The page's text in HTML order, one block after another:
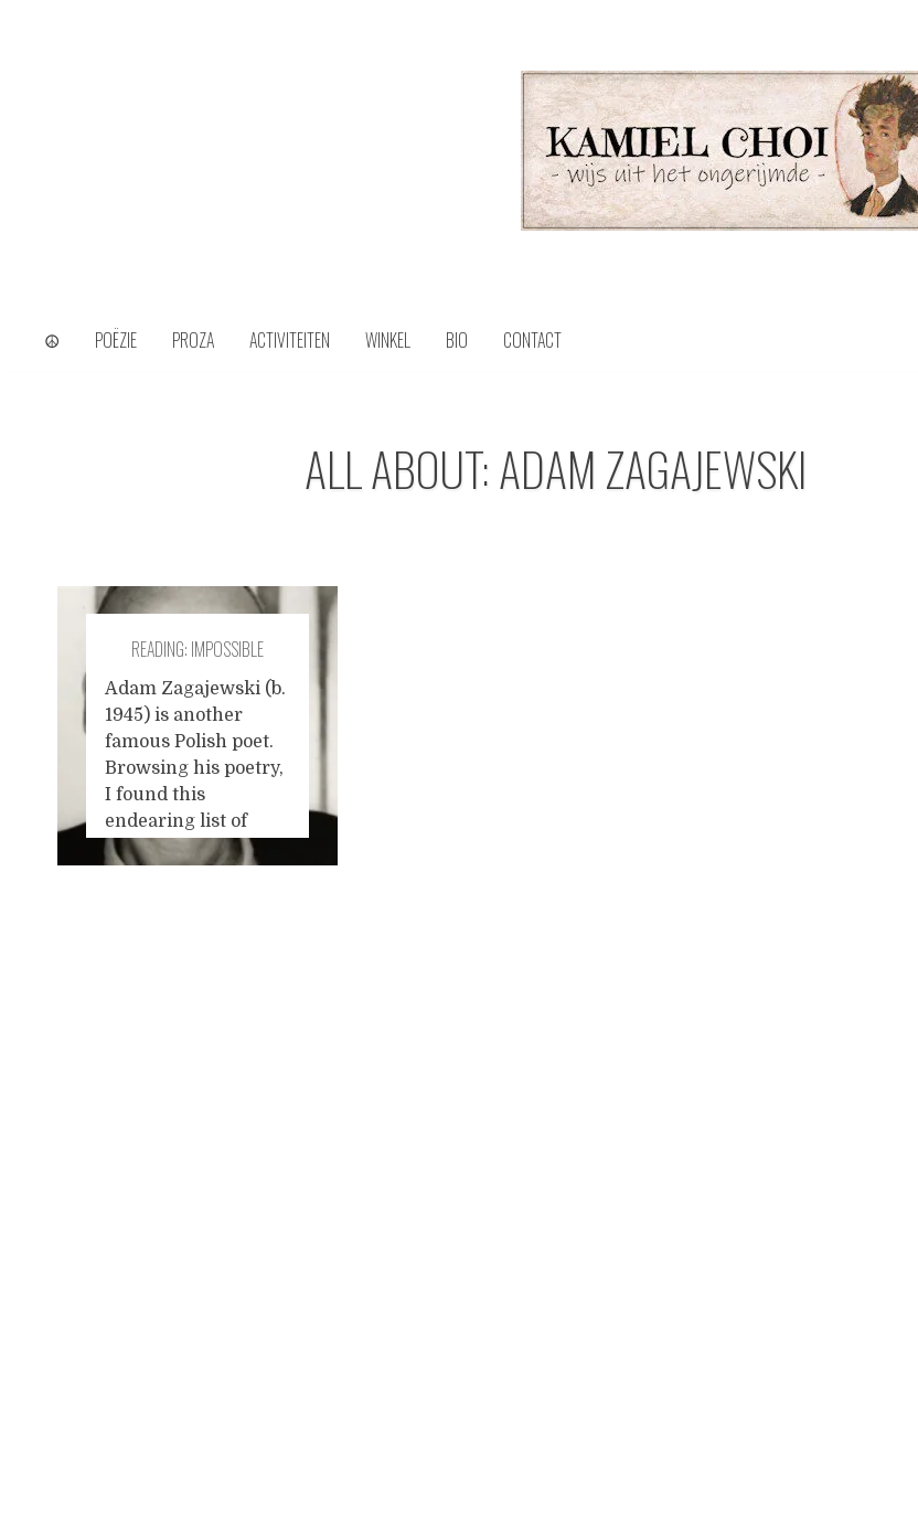
☮ POËZIE PROZA ACTIVITEITEN WINKEL BIO CONTACT
ALL ABOUT: ADAM ZAGAJEWSKI
READING: IMPOSSIBLE
FRIENDSHIPS BY ADAM
ZAGAJEWSKI
Adam Zagajewski (b.
1945) is another
famous Polish poet.
Browsing his poetry,
I found this
endearing list of
impossible